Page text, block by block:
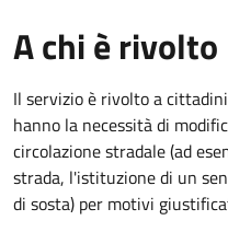
A chi è rivolto
Il servizio è rivolto a
hanno la necessità di
circolazione stradale (ad
strada, l'istituzione di un
di sosta) per motivi